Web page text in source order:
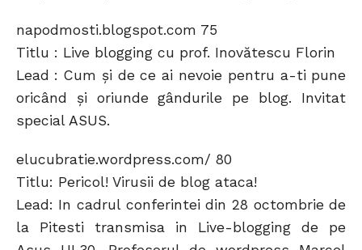
napodmosti.blogspot.com 75
Titlu : Live blogging cu prof. Inovătescu Florin
Lead : Cum şi de ce ai nevoie pentru a-ti pune
oricând şi oriunde gândurile pe blog. Invitat
special ASUS.
elucubratie.wordpress.com/ 80
Titlu: Pericol! Virusii de blog ataca!
Lead: In cadrul conferintei din 28 octombrie de
la Pitesti transmisa in Live-blogging de pe